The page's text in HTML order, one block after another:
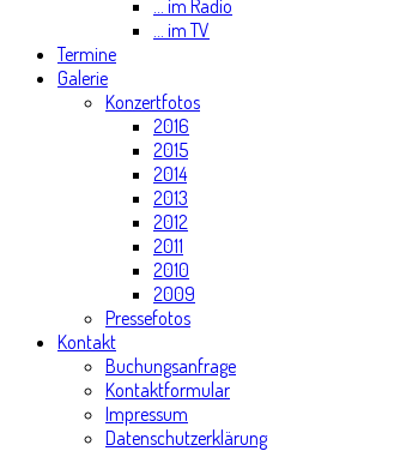
... im Radio
... im TV
Termine
Galerie
Konzertfotos
2016
2015
2014
2013
2012
2011
2010
2009
Pressefotos
Kontakt
Buchungsanfrage
Kontaktformular
Impressum
Datenschutzerklärung